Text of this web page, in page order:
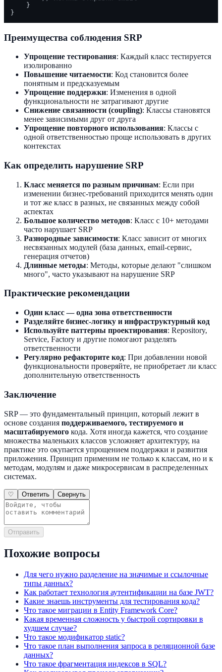
    }
Преимущества соблюдения SRP
Упрощение тестирования: Каждый класс тестируется
изолированно
Повышение читаемости: Код становится более
понятным и предсказуемым
Упрощение поддержки: Изменения в одной
функциональности не затрагивают другие
Снижение связанности (coupling): Классы становятся
менее зависимыми друг от друга
Упрощение повторного использования: Классы с
одной ответственностью проще использовать в других
контекстах
Как определить нарушение SRP
Класс меняется по разным причинам: Если при
изменении бизнес-требований приходится менять один
и тот же класс в разных, не связанных между собой
аспектах
Большое количество методов: Класс с 10+ методами
часто нарушает SRP
Разнородные зависимости: Класс зависит от многих
несвязанных модулей (база данных, email-сервис,
генерация отчетов)
Длинные методы: Методы, которые делают "слишком
много", часто указывают на нарушение SRP
Практические рекомендации
Один класс — одна зона ответственности
Разделяйте бизнес-логику и инфраструктурный код
Используйте паттерны проектирования: Repository,
Service, Factory и другие помогают разделять
ответственности
Регулярно рефакторите код: При добавлении новой
функциональности проверяйте, не приобретает ли класс
дополнительную ответственность
Заключение
SRP — это фундаментальный принцип, который лежит в
основе создания поддерживаемого, тестируемого и
масштабируемого кода. Хотя иногда кажется, что создание
множества маленьких классов усложняет архитектуру, на
практике это окупается упрощением поддержки и развития
приложения. Принцип применим не только к классам, но и к
методам, модулям и даже микросервисам в распределенных
системах.
♡ Ответить Свернуть
Отправить
Похожие вопросы
Для чего нужно разделение на значимые и ссылочные
типы данных?
Как работает технология аутентификации на базе JWT?
Какие знаешь инструменты для тестирования кода?
Что такое миграции в Entity Framework Core?
Какая временная сложность у быстрой сортировки в
худшем случае?
Что такое модификатор static?
Что такое план выполнения запроса в реляционной базе
данных?
Что такое фрагментация индексов в SQL?